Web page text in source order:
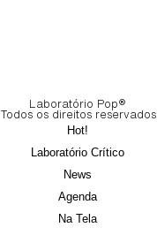
Laboratório Pop®
Todos os direitos reservados
Hot!
Laboratório Crítico
News
Agenda
Na Tela